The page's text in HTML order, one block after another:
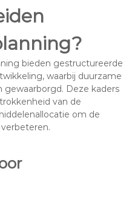
bieden gestructureerde
waarbij duurzame
gewaarborgd. Deze kaders
van de
om de